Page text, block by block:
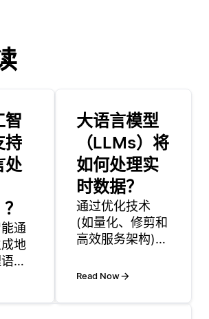
智
持
处
通
地
言
然
大语言模型
（LLMs）将
如何处理实
时数据？
通过优化技术
(如量化、修剪和
高效服务架构)
理延迟。量化降
例如将32位计算
Read Now